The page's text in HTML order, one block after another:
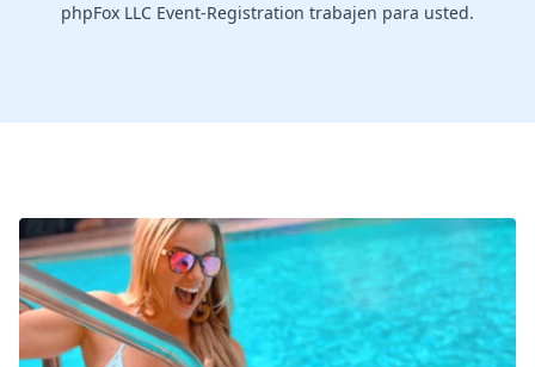
phpFox LLC Event-Registration trabajen para usted.